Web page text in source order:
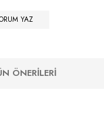
YAZ
ÖNERILERI